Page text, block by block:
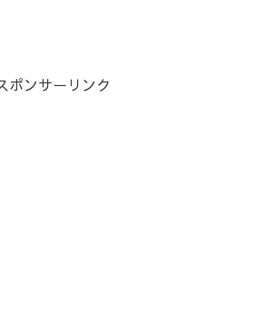
ポンサーリンク